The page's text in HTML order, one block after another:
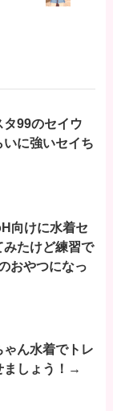
タ99のセイウ
いに強いセイち
向けに水着セ
たけど練習で
おやつになっ
ゃん水着でトレ
ましょう！→